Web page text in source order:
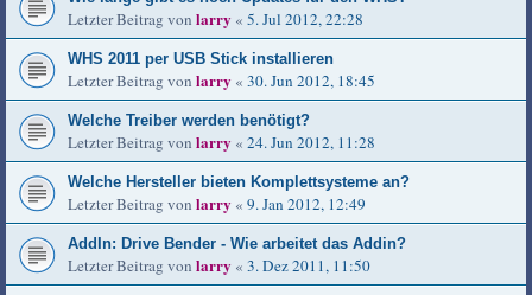
Letzter Beitrag von larry « 5. Jul 2012, 22:28
WHS 2011 per USB Stick installieren
Letzter Beitrag von larry « 30. Jun 2012, 18:45
Welche Treiber werden benötigt?
Letzter Beitrag von larry « 24. Jun 2012, 11:28
Welche Hersteller bieten Komplettsysteme an?
Letzter Beitrag von larry « 9. Jan 2012, 12:49
AddIn: Drive Bender - Wie arbeitet das Addin?
Letzter Beitrag von larry « 3. Dez 2011, 11:50